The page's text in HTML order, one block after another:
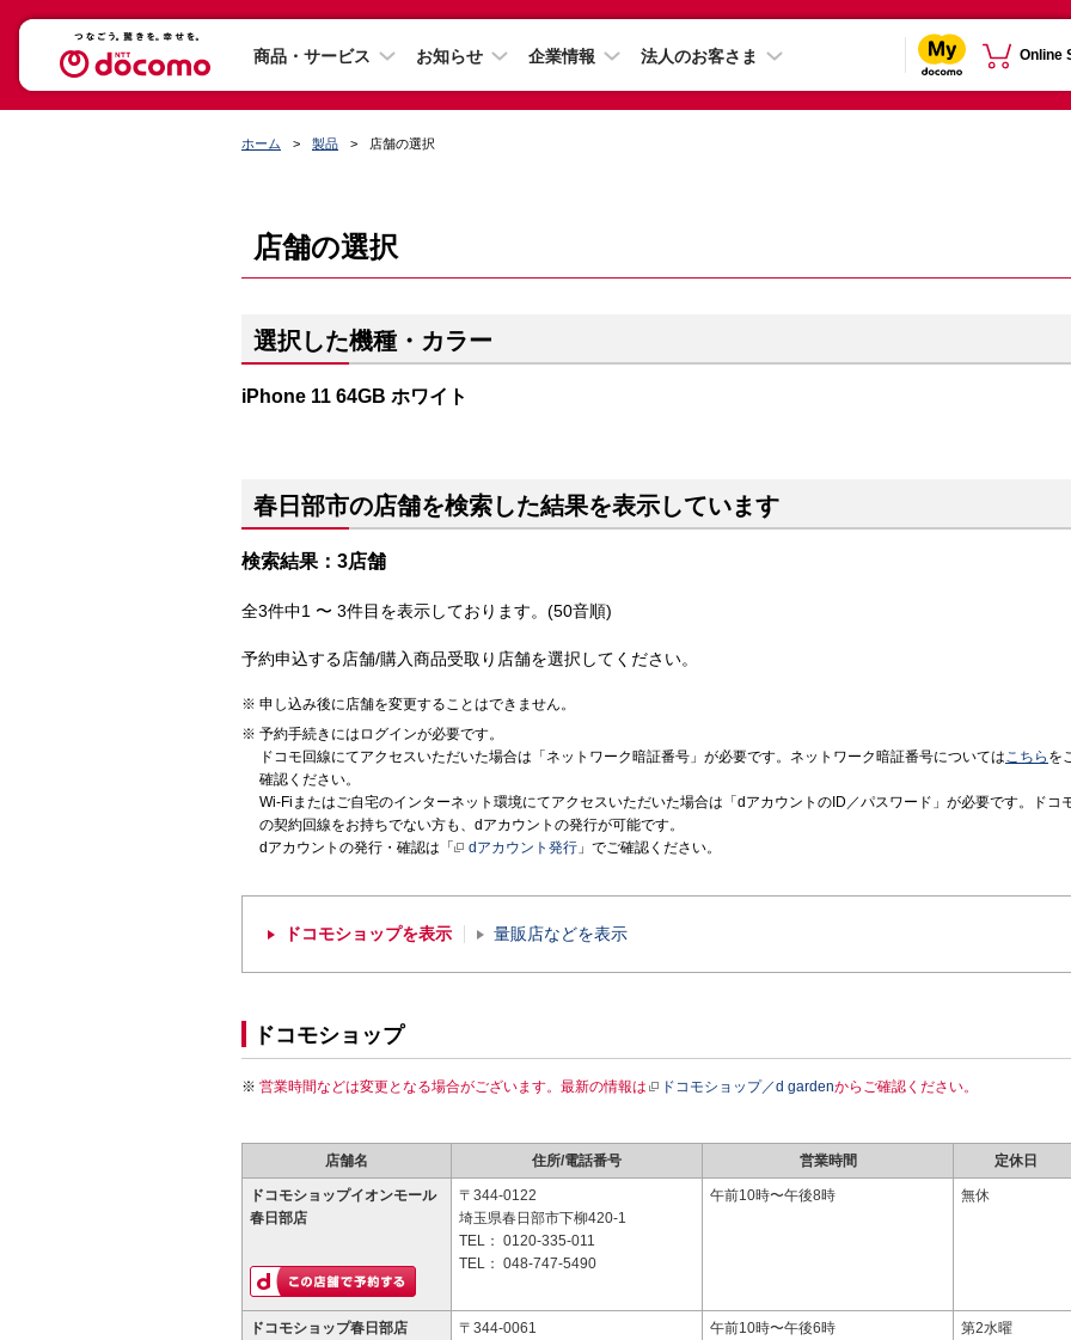
商品・サービス お知らせ 企業情報 法人のお客さま Online
ホーム 製品 店舗の選択
店舗の選択
選択した機種・カラー
iPhone 11 64GB ホワイト
春日部市の店舗を検索した結果を表示しています
検索結果：3店舗
全3件中1 〜 3件目を表示しております。(50音順)
予約申込する店舗/購入商品受取り店舗を選択してください。
申し込み後に店舗を変更することはできません。
予約手続きにはログインが必要です。
ドコモ回線にてアクセスいただいた場合は「ネットワーク暗証番号」が必要です。ネットワーク暗証番号についてはこちら を
確認ください。
Wi-Fiまたはご自宅のインターネット環境にてアクセスいただいた場合は「dアカウントのID／パスワード」が必要です。ドコ
の契約回線をお持ちでない方も、dアカウントの発行が可能です。
dアカウントの発行・確認は「
dアカウント発行 」でご確認ください。
ドコモショップを表示 量販店などを表示
ドコモショップ
営業時間などは変更となる場合がございます。最新の情報は ドコモショップ／d gardenからご確認ください。
店舗名 住所/電話番号 営業時間 定休日
ドコモショップイオンモール
春日部店
〒344-0122
埼玉県春日部市下柳420-1
TEL： 0120-335-011
TEL： 048-747-5490
午前10時〜午後8時 無休
ドコモショップ春日部店
〒344-0061
午前10時〜午後6時 第2水曜